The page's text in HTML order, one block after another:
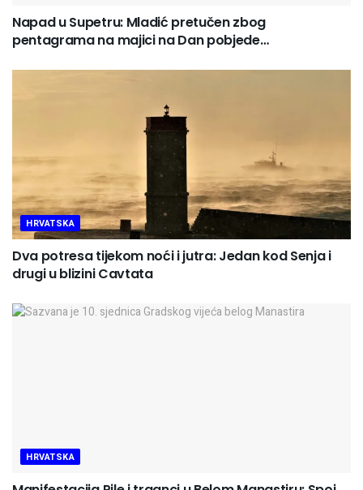
Napad u Supetru: Mladić pretučen zbog
pentagrama na majici na Dan pobjede…
HRVATSKA
Dva potresa tijekom noći i jutra: Jedan kod Senja i
drugi u blizini Cavtata
HRVATSKA